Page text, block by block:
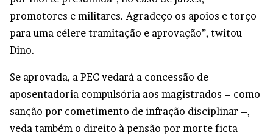
promotores e militares. Agradeço os apoios e torço
para uma célere tramitação e aprovação”, twitou
Dino.
Se aprovada, a PEC vedará a concessão de
aposentadoria compulsória aos magistrados – como
sanção por cometimento de infração disciplinar –,
veda também o direito à pensão por morte ficta